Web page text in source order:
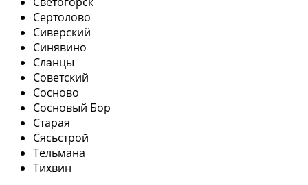
Сертолово
Сиверский
Синявино
Сланцы
Советский
Сосново
Сосновый Бор
Старая
Сясьстрой
Тельмана
Тихвин